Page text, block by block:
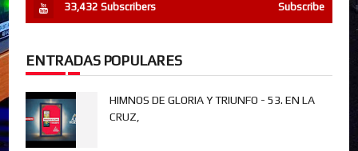
33,432 Subscribers Subscribe
ENTRADAS POPULARES
HIMNOS DE GLORIA Y TRIUNFO - 53. EN LA
CRUZ,